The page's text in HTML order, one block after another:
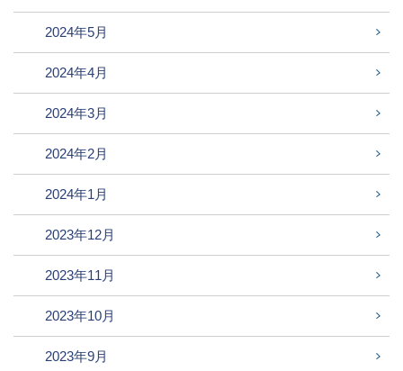
2024年5月
2024年4月
2024年3月
2024年2月
2024年1月
2023年12月
2023年11月
2023年10月
2023年9月